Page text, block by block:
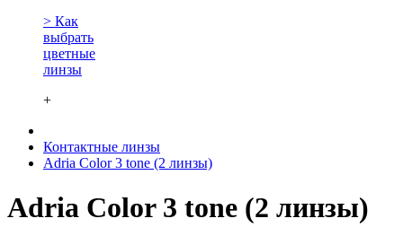
> Как
выбрать
цветные
линзы
+
Контактные линзы
Adria Сolor 3 tone (2 линзы)
Adria Сolor 3 tone (2 линзы)